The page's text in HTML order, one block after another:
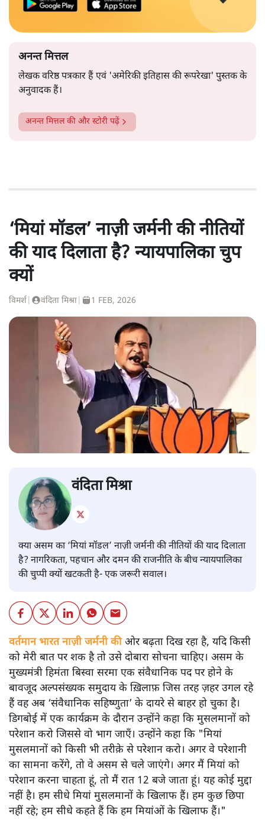
अनन्त मित्तल
लेखक वरिष्ठ पत्रकार हैं एवं 'अमेरिकी इतिहास की रूपरेखा' पुस्तक के
अनुवादक हैं।
अनन्त मित्तलकी और स्टोरी पढ़ें
‘मियां मॉडल’ नाज़ी जर्मनी की नीतियों
की याद दिलाता है? न्यायपालिका चुप
क्यों
विमर्श वंदिता मिश्रा 1 FEB, 2026
वंदिता मिश्रा
क्या असम का ‘मियां मॉडल’ नाज़ी जर्मनी की नीतियों की याद दिलाता
है? नागरिकता, पहचान और दमन की राजनीति के बीच न्यायपालिका
की चुप्पी क्यों खटकती है- एक जरूरी सवाल।
वर्तमान भारत नाज़ी जर्मनी कीओर बढ़ता दिख रहा है, यदि किसी
को मेरी बात पर शक है तो उसे दोबारा सोचना चाहिए। असम के
मुख्यमंत्री हिमंता बिस्वा सरमा एक संवैधानिक पद पर होने के
बावजूद अल्पसंख्यक समुदाय के ख़िलाफ़ जिस तरह ज़हर उगल रहे
हैं वह अब ‘संवैधानिक सहिष्णुता’ के दायरे से बाहर हो चुका है।
डिगबोई में एक कार्यक्रम के दौरान उन्होंने कहा कि मुसलमानों को
परेशान करो जिससे वो भाग जाएँ। उन्होंने कहा कि "मियां
मुसलमानों को किसी भी तरीक़े से परेशान करो। अगर वे परेशानी
का सामना करेंगे, तो वे असम से चले जाएंगे। अगर मैं मियां को
परेशान करना चाहता हूं, तो मैं रात 12 बजे जाता हूं। यह कोई मुद्दा
नहीं है। हम सीधे मियां मुसलमानों के खिलाफ हैं। हम कुछ छिपा
नहीं रहे; हम सीधे कहते हैं कि हम मियांओं के खिलाफ हैं।"